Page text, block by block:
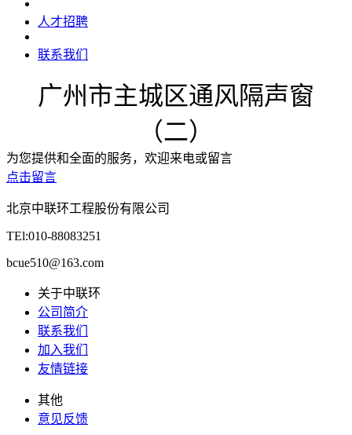
人才招聘
联系我们
广州市主城区通风隔声窗
（二）
为您提供和全面的服务，欢迎来电或留言
点击留言
北京中联环工程股份有限公司
TEl:010-88083251
bcue510@163.com
关于中联环
公司简介
联系我们
加入我们
友情链接
其他
意见反馈